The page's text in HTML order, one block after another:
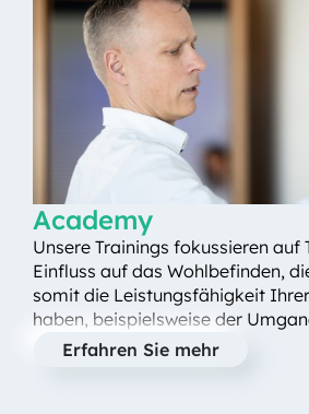
Academy
Unsere Trainings fokussieren auf
Einfluss auf das Wohlbefinden,
somit die Leistungsfähigkeit
haben, beispielsweise der
Erfahren Sie mehr